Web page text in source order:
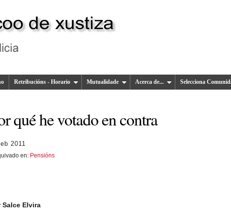
Retribucións - Horario Mutualidade Acerca de... Selecciona
qué he votado en contra
2011
en: Pensións
Salce Elvira